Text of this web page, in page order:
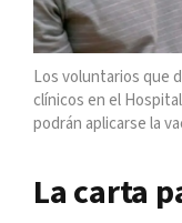
Los voluntarios que
clínicos en el
podrán aplicarse la
La carta